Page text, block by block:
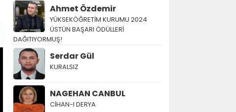
Ahmet Özdemir
YÜKSEKÖĞRETİM KURUMU 2024
ÜSTÜN BAŞARI ÖDÜLLERİ
DAĞITIYORMUŞ!
Serdar Gül
KURALSIZ
NAGEHAN CANBUL
CİHAN-I DERYA